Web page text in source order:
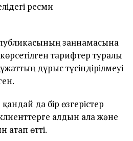
ресми
заңнамасына
тарифтер туралы
дұрыс түсіндірілмеуі
да бір өзгерістер
алдын ала және
атап өтті.